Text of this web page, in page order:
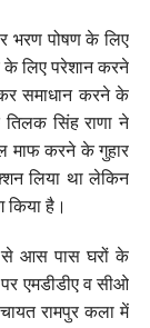
भरण पोषण के लिए
के लिए परेशान करने
समाधान करने के
तिलक सिंह राणा ने
माफ करने के गुहार
लिया था लेकिन
किया है।
से आस पास घरों के
पर एमडीडीए व सीओ
रामपुर कला में